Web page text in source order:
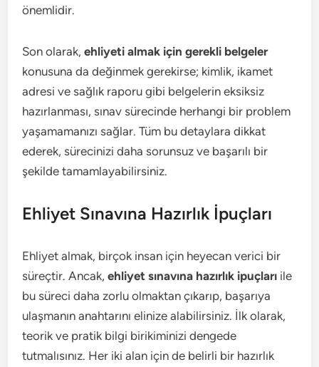
önemlidir.
Son olarak,ehliyeti almak için gerekli belgeler
konusuna da değinmek gerekirse; kimlik, ikamet
adresi ve sağlık raporu gibi belgelerin eksiksiz
hazırlanması, sınav sürecinde herhangi bir problem
yaşamamanızı sağlar. Tüm bu detaylara dikkat
ederek, sürecinizi daha sorunsuz ve başarılı bir
şekilde tamamlayabilirsiniz.
Ehliyet Sınavına Hazırlık İpuçları
Ehliyet almak, birçok insan için heyecan verici bir
süreçtir. Ancak,ehliyet sınavına hazırlık ipuçları ile
bu süreci daha zorlu olmaktan çıkarıp, başarıya
ulaşmanın anahtarını elinize alabilirsiniz. İlk olarak,
teorik ve pratik bilgi birikiminizi dengede
tutmalısınız. Her iki alan için de belirli bir hazırlık